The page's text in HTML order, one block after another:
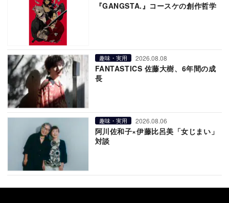
『GANGSTA.』コースケの創作哲学
趣味・実用 2026.08.08
FANTASTICS 佐藤大樹、6年間の成
長
趣味・実用 2026.08.06
阿川佐和子×伊藤比呂美「女じまい」
対談